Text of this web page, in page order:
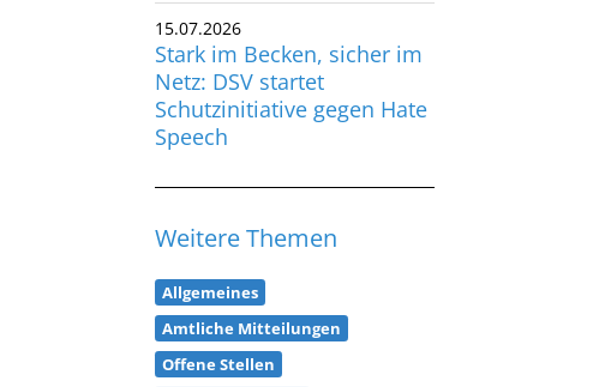
15.07.2026
Stark im Becken, sicher im
Netz: DSV startet
Schutzinitiative gegen Hate
Speech
Weitere Themen
Allgemeines
Amtliche Mitteilungen
Offene Stellen